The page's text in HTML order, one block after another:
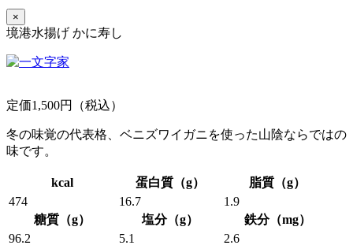
×
境港水揚げ かに寿し
定価1,500円（税込）
冬の味覚の代表格、ベニズワイガニを使った山陰ならではの
味です。
kcal 蛋白質（g）
脂質（g）
474
16.7
1.9
糖質（g）
塩分（g）
鉄分（mg）
96.2
5.1
2.6